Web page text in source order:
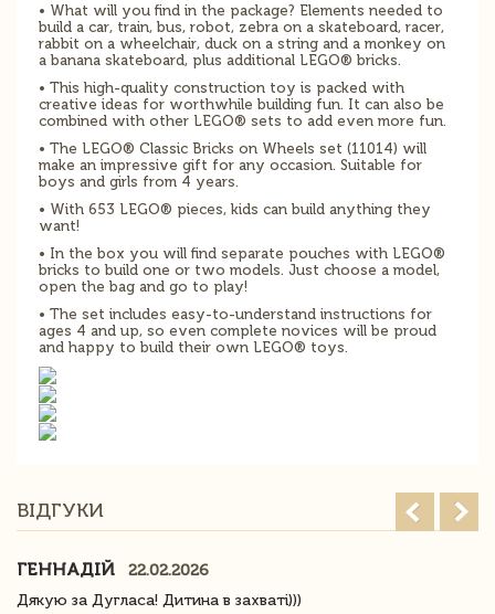
• What will you find in the package? Elements needed to
build a car, train, bus, robot, zebra on a skateboard, racer,
rabbit on a wheelchair, duck on a string and a monkey on
a banana skateboard, plus additional LEGO® bricks.
• This high-quality construction toy is packed with
creative ideas for worthwhile building fun. It can also be
combined with other LEGO® sets to add even more fun.
• The LEGO® Classic Bricks on Wheels set (11014) will
make an impressive gift for any occasion. Suitable for
boys and girls from 4 years.
• With 653 LEGO® pieces, kids can build anything they
want!
• In the box you will find separate pouches with LEGO®
bricks to build one or two models. Just choose a model,
open the bag and go to play!
• The set includes easy-to-understand instructions for
ages 4 and up, so even complete novices will be proud
and happy to build their own LEGO® toys.
ВІДГУКИ
ГЕННАДІЙ
22.02.2026
Дякую за Дугласа! Дитина в захваті)))